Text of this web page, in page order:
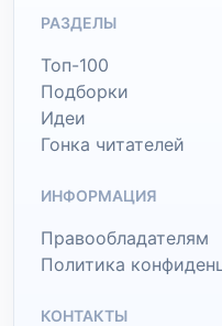
РАЗДЕЛЫ
Топ-100
Подборки
Идеи
Гонка читателей
ИНФОРМАЦИЯ
Правообладателям
Политика
КОНТАКТЫ